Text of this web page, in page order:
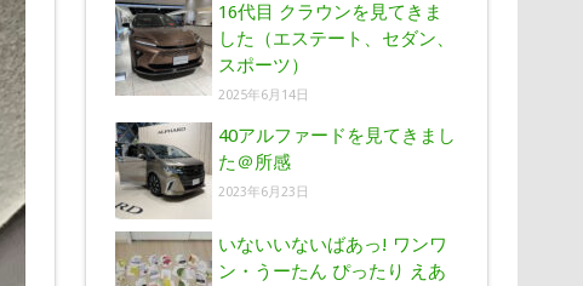
16代目 クラウンを見てきま
した（エステート、セダン、
スポーツ）
2025年6月14日
40アルファードを見てきまし
た＠所感
2023年6月23日
いないいないばあっ! ワンワ
ン・うーたん ぴったり えあ